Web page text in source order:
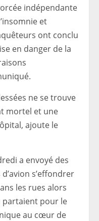
indépendante
et
ont conclu
en danger de la
ne se trouve
mortel et une
ajoute le
a envoyé des
s’effondrer
les rues alors
partaient pour le
au cœur de